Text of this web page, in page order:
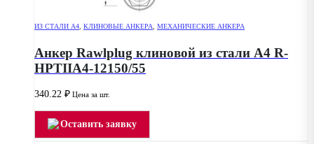
ИЗ СТАЛИ А4, КЛИНОВЫЕ АНКЕРА, МЕХАНИЧЕСКИЕ АНКЕРА
Анкер Rawlplug клиновой из стали А4 R-
HPTIIA4-12150/55
340.22 ₽ Цена за шт.
Оставить заявку